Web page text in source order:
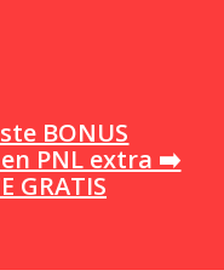
BONUS
en PNL extra ➡️
GRATIS